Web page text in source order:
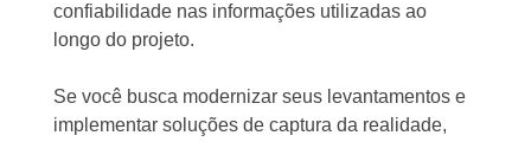
confiabilidade nas informações utilizadas ao
longo do projeto.
Se você busca modernizar seus levantamentos e
implementar soluções de captura da realidade,